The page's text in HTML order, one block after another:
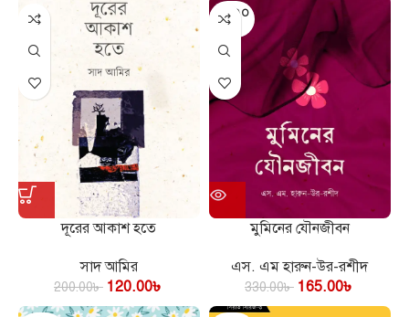
দূরের আকাশ হতে
সাদ আমির
200.00৳ 120.00৳
SOLD O
UT
মুমিনের যৌনজীবন
এস. এম হারুন-উর-রশীদ
330.00৳ 165.00৳